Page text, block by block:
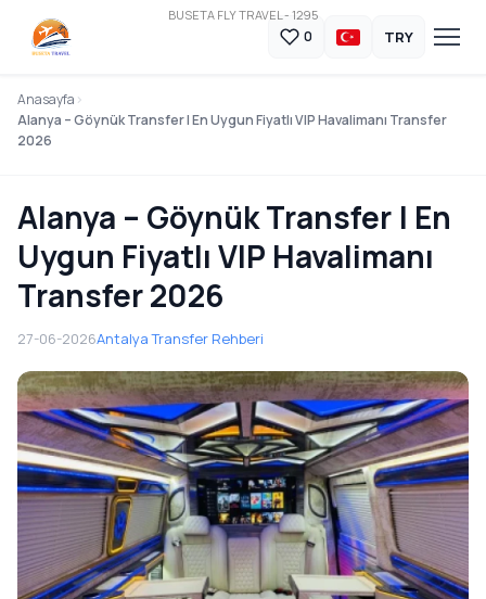
BUSETA FLY TRAVEL - 1295
0 TRY
Anasayfa
Alanya – Göynük Transfer | En Uygun Fiyatlı VIP Havalimanı Transfer
2026
Alanya – Göynük Transfer | En
Uygun Fiyatlı VIP Havalimanı
Transfer 2026
27-06-2026Antalya Transfer Rehberi